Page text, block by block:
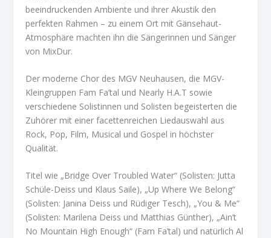
beeindruckenden Ambiente und ihrer Akustik den
perfekten Rahmen – zu einem Ort mit Gänsehaut-
Atmosphäre machten ihn die Sängerinnen und Sänger
von MixDur.
Der moderne Chor des MGV Neuhausen, die MGV-
Kleingruppen Fam Fa’tal und Nearly H.A.T sowie
verschiedene Solistinnen und Solisten begeisterten die
Zuhörer mit einer facettenreichen Liedauswahl aus
Rock, Pop, Film, Musical und Gospel in höchster
Qualität.
Titel wie „Bridge Over Troubled Water“ (Solisten: Jutta
Schüle-Deiss und Klaus Saile), „Up Where We Belong“
(Solisten: Janina Deiss und Rüdiger Tesch), „You & Me“
(Solisten: Marilena Deiss und Matthias Günther), „Ain’t
No Mountain High Enough“ (Fam Fa’tal) und natürlich Al